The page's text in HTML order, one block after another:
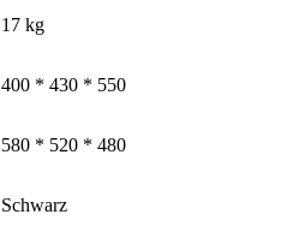
17 kg
400 * 430 * 550
580 * 520 * 480
Schwarz